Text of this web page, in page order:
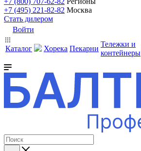
+7 (495) 221-82-82 Москва
Стать дилером
Войти
Каталог Хорека Пекарни
Тележки и
контейнеры